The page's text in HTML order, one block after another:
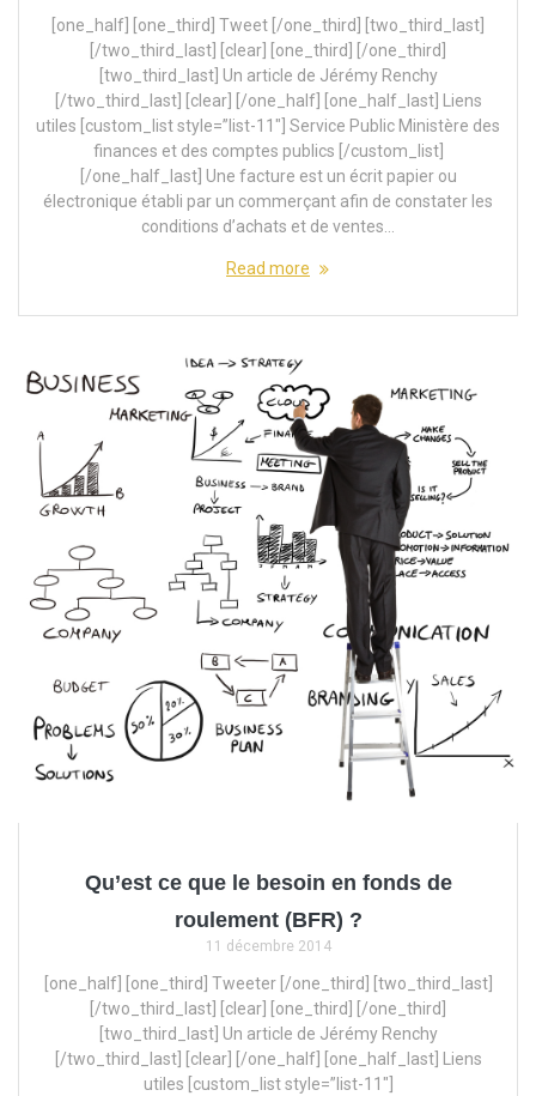
[one_half] [one_third] Tweet [/one_third] [two_third_last]
[/two_third_last] [clear] [one_third] [/one_third]
[two_third_last] Un article de Jérémy Renchy
[/two_third_last] [clear] [/one_half] [one_half_last] Liens
utiles [custom_list style=”list-11″] Service Public Ministère des
finances et des comptes publics [/custom_list]
[/one_half_last] Une facture est un écrit papier ou
électronique établi par un commerçant afin de constater les
conditions d’achats et de ventes…
Read more
Qu’est ce que le besoin en fonds de
roulement (BFR) ?
11 décembre 2014
[one_half] [one_third] Tweeter [/one_third] [two_third_last]
[/two_third_last] [clear] [one_third] [/one_third]
[two_third_last] Un article de Jérémy Renchy
[/two_third_last] [clear] [/one_half] [one_half_last] Liens
utiles [custom_list style=”list-11″]